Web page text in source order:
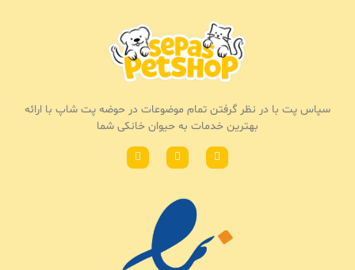
سپاس پت با در نظر گرفتن تمام موضوعات در حوضه پت شاپ با ارائه
بهترین خدمات به حیوان خانکی شما